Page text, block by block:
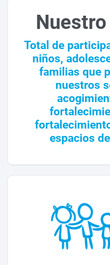
Total de
niños,
familias que
nuestros
espacios